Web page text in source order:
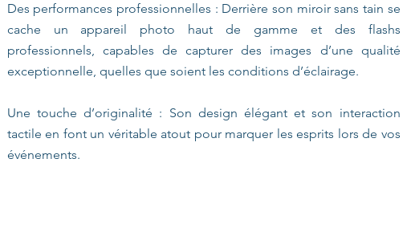
Des performances professionnelles : Derrière son miroir sans tain se
cache un appareil photo haut de gamme et des flashs
professionnels, capables de capturer des images d’une qualité
exceptionnelle, quelles que soient les conditions d’éclairage.
Une touche d’originalité : Son design élégant et son interaction
tactile en font un véritable atout pour marquer les esprits lors de vos
événements.